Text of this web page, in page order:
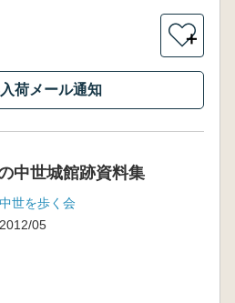
＋
荷メール通知
中世城館跡資料集
中世を歩く会
2012/05